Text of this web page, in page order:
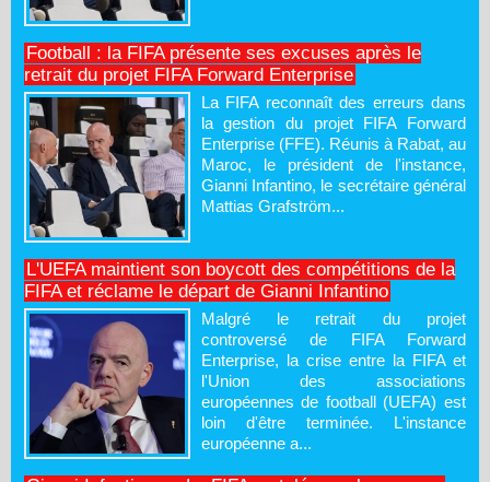
Football : la FIFA présente ses excuses après le
retrait du projet FIFA Forward Enterprise
La FIFA reconnaît des erreurs dans
la gestion du projet FIFA Forward
Enterprise (FFE). Réunis à Rabat, au
Maroc, le président de l'instance,
Gianni Infantino, le secrétaire général
Mattias Grafström...
L'UEFA maintient son boycott des compétitions de la
FIFA et réclame le départ de Gianni Infantino
Malgré le retrait du projet
controversé de FIFA Forward
Enterprise, la crise entre la FIFA et
l'Union des associations
européennes de football (UEFA) est
loin d'être terminée. L'instance
européenne a...